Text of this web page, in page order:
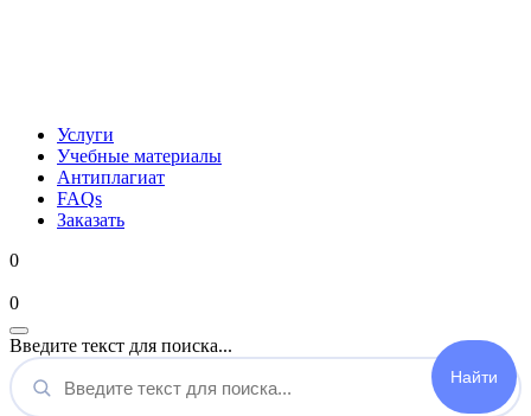
Услуги
Учебные материалы
Антиплагиат
FAQs
Заказать
0
0
Введите текст для поиска...